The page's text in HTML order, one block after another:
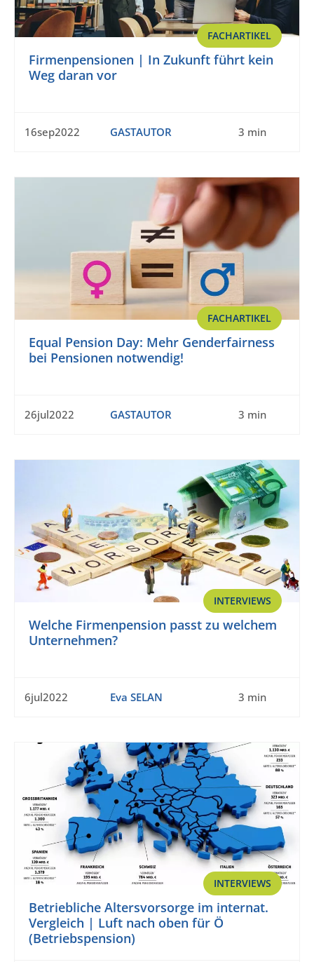
FACHARTIKEL
Firmenpensionen | In Zukunft führt kein
Weg daran vor
16sep2022 GASTAUTOR 3 min
FACHARTIKEL
Equal Pension Day: Mehr Genderfairness
bei Pensionen notwendig!
26jul2022 GASTAUTOR 3 min
INTERVIEWS
Welche Firmenpension passt zu welchem
Unternehmen?
6jul2022 Eva SELAN 3 min
INTERVIEWS
Betriebliche Altersvorsorge im internat.
Vergleich | Luft nach oben für Ö
(Betriebspension)